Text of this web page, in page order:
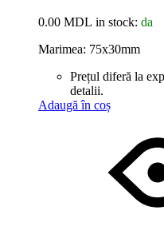
0.00 MDL in stock: da
Marimea: 75x30mm
Prețul diferă la
detalii.
Adaugă în coș